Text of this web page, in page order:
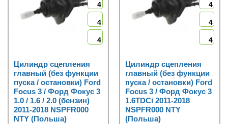
4
4
4
Цилиндр сцепления
главный (без функции
пуска / остановки) Ford
Focus 3 / Форд Фокус 3
1.0 / 1.6 / 2.0 (бензин)
2011-2018 NSPFR000
NTY (Польша)
4
4
4
Цилиндр сцепления
главный (без функции
пуска / остановки) Ford
Focus 3 / Форд Фокус 3
1.6TDCi 2011-2018
NSPFR000 NTY
(Польша)